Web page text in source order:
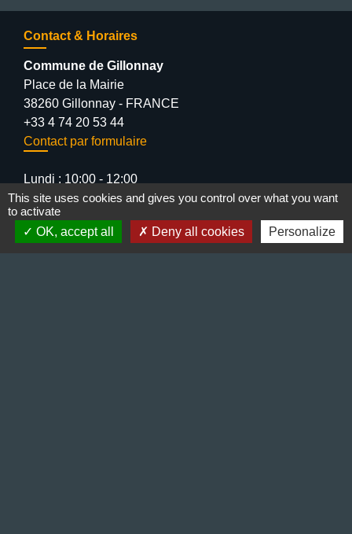
Contact & Horaires
Commune de Gillonnay
Place de la Mairie
38260 Gillonnay - FRANCE
+33 4 74 20 53 44
Contact par formulaire
Lundi : 10:00 - 12:00
Mercredi : 13:30 - 16:30
Vendredi : 10:00 - 12:00 / 15:00 - 18:00
This site uses cookies and gives you control over what you want
to activate
OK, accept all
Deny all cookies Personalize